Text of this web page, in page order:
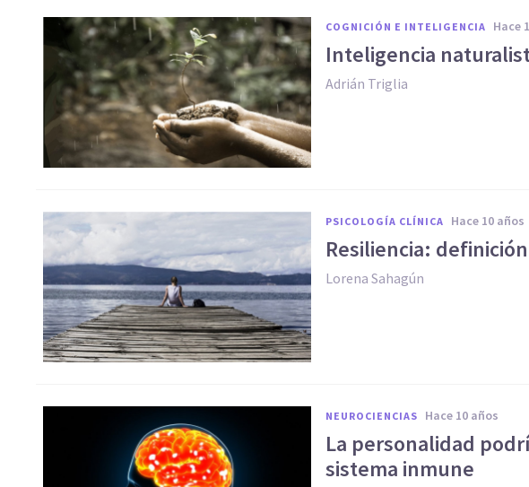
COGNICIÓN E INTELIGENCIA hace
​Inteligencia
Adrián Triglia
PSICOLOGÍA CLÍNICA hace 10 años
Resiliencia:
Lorena Sahagún
NEUROCIENCIAS hace 10 años
​La personalidad
sistema inmune